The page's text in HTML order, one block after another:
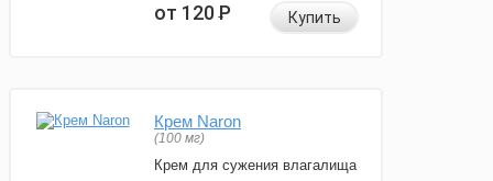
от 120Р Купить
Крем Naron
(100 мг)
Крем для сужения влагалища